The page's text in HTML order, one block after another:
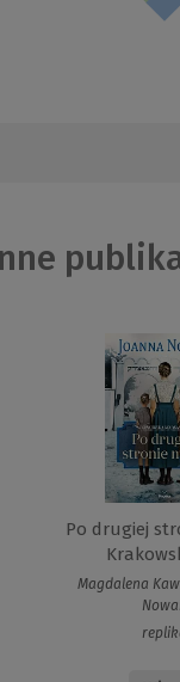
Po drugiej
Magdalena